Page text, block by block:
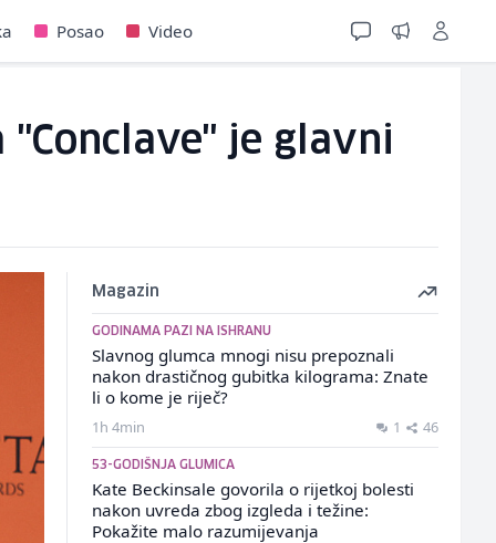
Posao Video
"Conclave" je glavni
Magazin
GODINAMA PAZI NA ISHRANU
Slavnog glumca mnogi nisu prepoznali
nakon drastičnog gubitka kilograma: Znate
li o kome je riječ?
1h 4min 1 46
53-GODIŠNJA GLUMICA
Kate Beckinsale govorila o rijetkoj bolesti
nakon uvreda zbog izgleda i težine:
Pokažite malo razumijevanja